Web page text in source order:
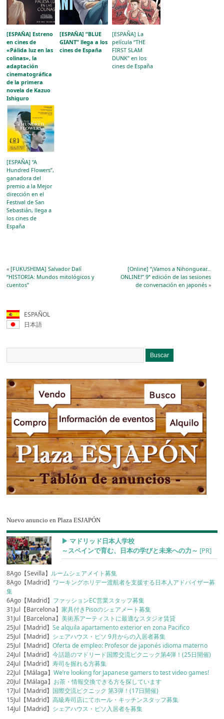
[ESPAÑA] Estreno
en cines de
«Pálida luz en las
colinas», la
adaptación
cinematográfica
de la primera
novela de Kazuo
Ishiguro
[ESPAÑA] “BLUE
GIANT” llega a los
cines de España
[ESPAÑA] La
película “THE
FIRST SLAM
DUNK” en los
cines de España
[ESPAÑA] “A
Hundred Flowers”,
ganadora del
premio a la Mejor
dirección en el
Festival de San
Sebastián, llega a
los cines de
España
«[FUKUSHIMA] Salvador Dalí
“HISTORIA: Mundos mitológicos y
cuentos”
[Online] “¡Vamos a Nihonguear…
ONLINE!” 9ª edición de las sesiones
de conversación en japonés»
ESPAÑOL
日本語
Nuevo anuncio en Plaza ESJAPÓN
▶︎ マドリッド日本人学校
～スペインで育む、日本の学びと未来への力～ [PR]
8Ago【Sevilla】 ルームシェアメイト募集
8Ago【Madrid】 ワーキングホリデー渡航者を支援する日本人アドバイザー募
集
6Ago【Madrid】 ファッションEC営業スタッフ募集
31Jul【Barcelona】家具付きPisoのシェアメート募集
31Jul【Barcelona】美術系アーティストに最適なスタジオ賃貸
25Jul【Madrid】Se alquila apartamento exterior en zona Pacifico
25Jul【Madrid】 シェアハウス・ピソ 9月からの入居者募集
25Jul【Madrid】Oferta de empleo: Profesor de japonés idioma materno
24Jul【Madrid】今話題のマドリード国際交流ピクニック第4弾！(25日開催)
24Jul【Madrid】寿司を握れる方募集
22Jul【Málaga】We’re looking for Japanese gamers to test video games!
20Jul【Málaga】 お茶・情報交換できる方を探しています
17Jul【Madrid】 国際交流ピクニック 第3弾！(17日開催)
15Jul【Madrid】高級寿司店にてホール・キッチンスタッフ募集
14Jul【Madrid】 シェアハウス・ピソ入居者を募集